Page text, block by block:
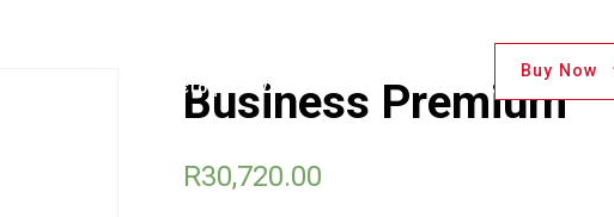
Business Premium
R30,720.00
Επιχειρήσεων
Buy Now